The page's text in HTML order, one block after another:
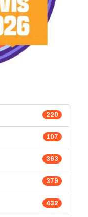
220
107
363
379
432